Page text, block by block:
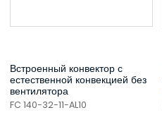
Встроенный конвектор с
естественной конвекцией без
вентилятора
FC 140-32-11-AL10